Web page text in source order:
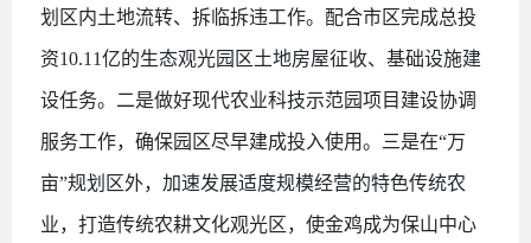
划区内土地流转、拆临拆违工作。配合市区完成总投
资10.11亿的生态观光园区土地房屋征收、基础设施建
设任务。二是做好现代农业科技示范园项目建设协调
服务工作，确保园区尽早建成投入使用。三是在“万
亩”规划区外，加速发展适度规模经营的特色传统农
业，打造传统农耕文化观光区，使金鸡成为保山中心